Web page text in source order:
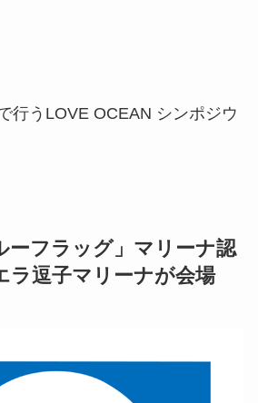
行うLOVE OCEAN シンポジウ
ーフラッグ」マリーナ認
ラ逗子マリーナが会場